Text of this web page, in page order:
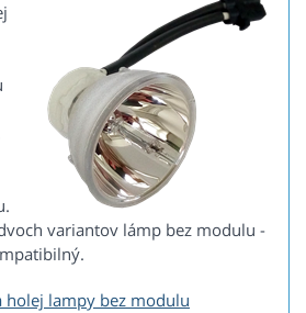
variantov lámp bez modulu -
holej lampy bez modulu